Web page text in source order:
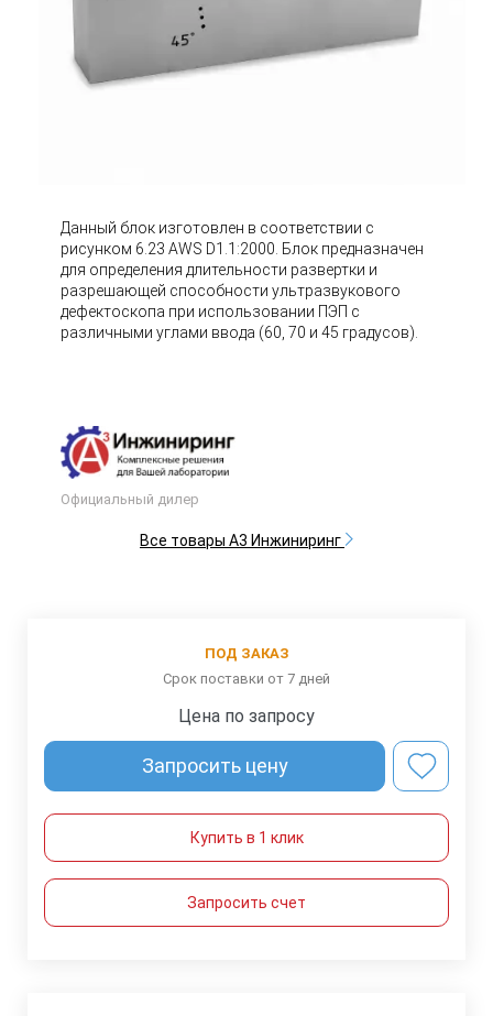
Данный блок изготовлен в соответствии с
рисунком 6.23 AWS D1.1:2000. Блок предназначен
для определения длительности развертки и
разрешающей способности ультразвукового
дефектоскопа при использовании ПЭП с
различными углами ввода (60, 70 и 45 градусов). ⠀
Официальный дилер
Все товары А3 Инжиниринг
ПОД ЗАКАЗ
Срок поставки от 7 дней
Цена по запросу
Запросить цену
Купить в 1 клик
Запросить счет